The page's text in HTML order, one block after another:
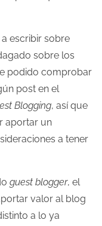
escribir sobre
sobre los
podido comprobar
post en el
Blogging, así que
aportar un
a tener
guest blogger, el
valor al blog
a lo ya